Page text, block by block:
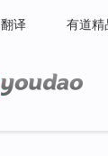
翻译 有道精